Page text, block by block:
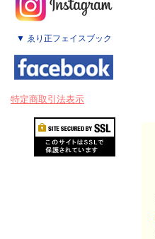
▼ ゑり正フェイスブック
特定商取引法表示